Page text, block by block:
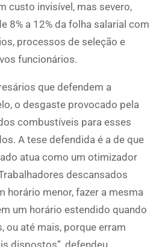
custo invisível, mas severo,
8% a 12% da folha salarial com
processos de seleção e
funcionários.
que defendem a
o desgaste provocado pela
combustíveis para esses
A tese defendida é a de que
atua como um otimizador
descansados
horário menor, fazer a mesma
um horário estendido quando
ou até mais, porque erram